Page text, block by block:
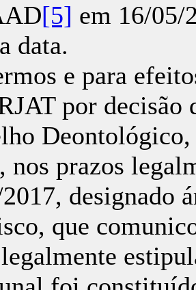
[5] em 16/05/
data.
e para
por
nos prazos
designado
que